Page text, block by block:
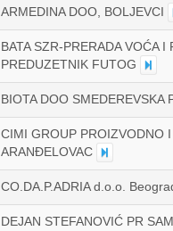
ARMEDINA DOO, BOLJEVCI
BATA SZR-PRERADA VOĆA
PREDUZETNIK FUTOG
BIOTA DOO SMEDEREVSKA
CIMI GROUP PROIZVODNO
ARANĐELOVAC
CO.DA.P.ADRIA d.o.o.
DEJAN STEFANOVIĆ PR